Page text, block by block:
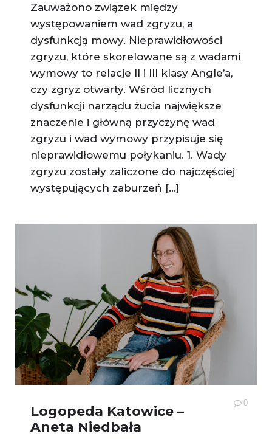
Zauważono związek między
występowaniem wad zgryzu, a
dysfunkcją mowy. Nieprawidłowości
zgryzu, które skorelowane są z wadami
wymowy to relacje II i III klasy Angle’a,
czy zgryz otwarty. Wśród licznych
dysfunkcji narządu żucia największe
znaczenie i główną przyczynę wad
zgryzu i wad wymowy przypisuje się
nieprawidłowemu połykaniu. 1. Wady
zgryzu zostały zaliczone do najczęściej
występujących zaburzeń […]
Logopeda Katowice –
Aneta Niedbała
0